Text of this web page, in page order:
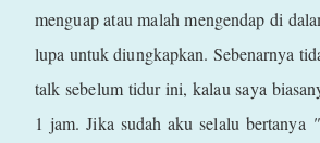
menguap atau malah mengendap di
lupa untuk diungkapkan. Sebenarnya
talk sebelum tidur ini, kalau saya
1 jam. Jika sudah aku selalu bertanya